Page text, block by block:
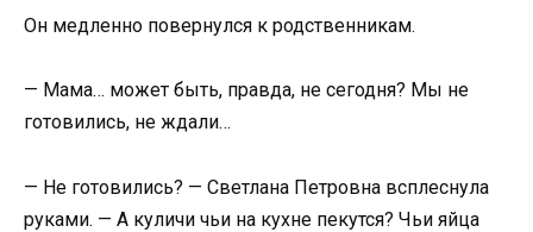
Он медленно повернулся к родственникам.
— Мама… может быть, правда, не сегодня? Мы не
готовились, не ждали…
— Не готовились? — Светлана Петровна всплеснула
руками. — А куличи чьи на кухне пекутся? Чьи яйца